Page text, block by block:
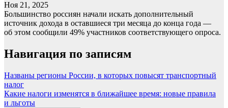
Ноя 21, 2025
Большинство россиян начали искать дополнительный
источник дохода в оставшиеся три месяца до конца года —
об этом сообщили 49% участников соответствующего опроса.
Навигация по записям
Названы регионы России, в которых повысят транспортный
налог
Какие налоги изменятся в ближайшее время: новые правила
и льготы